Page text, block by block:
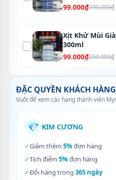
99.000₫200.000₫
Xịt Khử Mùi
300ml
99.000₫200.000₫
ĐẶC QUYỀN KHÁCH HÀNG
Vuốt để xem các hạng thành viên
💎 KIM CƯƠNG
✓Giảm thêm 5%đơn hàng
✓Tích điểm 5%đơn hàng
✓Đổi hàng trong 365 ngày